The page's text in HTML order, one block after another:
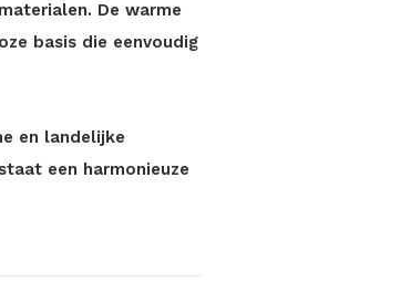
De warme
basis die eenvoudig
en landelijke
een harmonieuze